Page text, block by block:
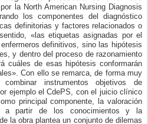
la North American Nursing Diagnosis
los componentes del diagnóstico
definitorias y factores relacionados o
«las etiquetas asignadas por el
definitivos, sino las hipótesis
y dentro del proceso de razonamiento
cuáles de esas hipótesis conformarán
Con ello se remarca, de forma muy
instrumentos objetivos de
ejemplo el CdePS, con el juicio clínico
principal componente, la valoración
a partir de los conocimientos y la
la obra plantea un conjunto de dilemas